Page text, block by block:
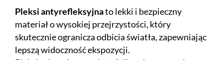
Pleksi antyrefleksyjnato lekki i bezpieczny
materiał o wysokiej przejrzystości, który
skutecznie ogranicza odbicia światła, zapewniając
lepszą widoczność ekspozycji.